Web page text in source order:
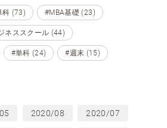
科 (73) #MBA基礎 (23)
ネススクール (44)
#単科 (24) #週末 (15)
2020/08 2020/07